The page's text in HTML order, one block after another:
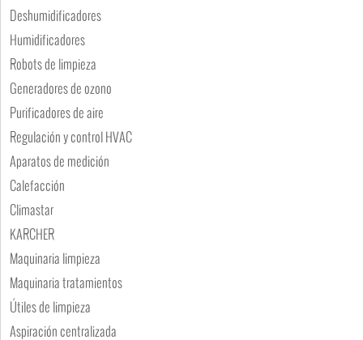
Deshumidificadores
Humidificadores
Robots de limpieza
Generadores de ozono
Purificadores de aire
Regulación y control HVAC
Aparatos de medición
Calefacción
Climastar
KARCHER
Maquinaria limpieza
Maquinaria tratamientos
Útiles de limpieza
Aspiración centralizada